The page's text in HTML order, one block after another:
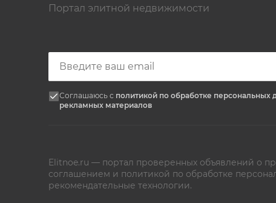
Портал элитной недвижимости
Соглашаюсь с политикой по обработке персональных
рекламных материалов
Elitnoe.ru — портал проверенных объявлений о
соглашением и политикой по обработке
рекомендательные технологии.